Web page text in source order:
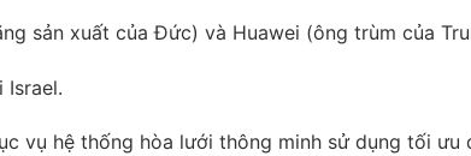
sản xuất của Đức) và Huawei (ông trùm của
Israel.
vụ hệ thống hòa lưới thông minh sử dụng tối ưu